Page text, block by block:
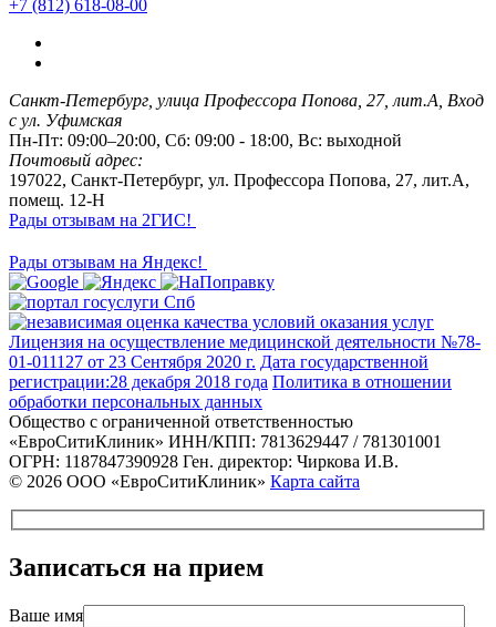
+7 (812) 618-08-00
Санкт-Петербург, улица Профессора Попова, 27, лит.А, Вход
с ул. Уфимская
Пн-Пт: 09:00–20:00, Сб: 09:00 - 18:00, Вс: выходной
Почтовый адрес:
197022, Санкт-Петербург, ул. Профессора Попова, 27, лит.А,
помещ. 12-Н
Рады отзывам на 2ГИС!
Рады отзывам на Яндекс!
Лицензия на осуществление медицинской деятельности №78-
01-011127 от 23 Сентября 2020 г. Дата государственной
регистрации:28 декабря 2018 года Политика в отношении
обработки персональных данных
Общество с ограниченной ответственностью
«ЕвроСитиКлиник» ИНН/КПП: 7813629447 / 781301001
ОГРН: 1187847390928 Ген. директор: Чиркова И.В.
© 2026 ООО «ЕвроСитиКлиник» Карта сайта
Записаться на прием
Ваше имя